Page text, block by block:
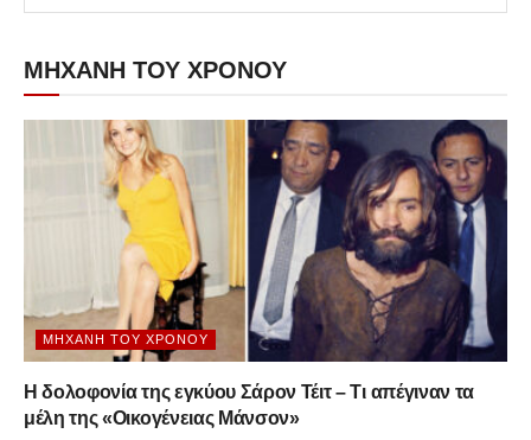
ΜΗΧΑΝΗ ΤΟΥ ΧΡΟΝΟΥ
ΜΗΧΑΝΉ ΤΟΥ ΧΡΌΝΟΥ
Η δολοφονία της εγκύου Σάρον Τέιτ – Τι απέγιναν τα
μέλη της «Οικογένειας Μάνσον»